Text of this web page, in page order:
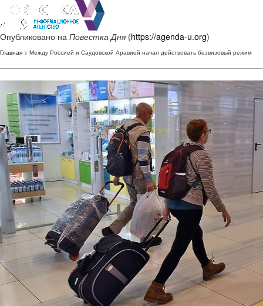
Опубликовано на Повестка Дня (https://agenda-u.org)
Главная > Между Россией и Саудовской Аравией начал действовать безвизовый режим